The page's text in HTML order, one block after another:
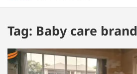
Tag: Baby care brand